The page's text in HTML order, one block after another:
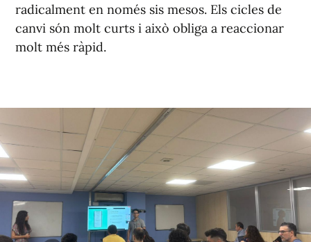
radicalment en només sis mesos. Els cicles de
canvi són molt curts i això obliga a reaccionar
molt més ràpid.